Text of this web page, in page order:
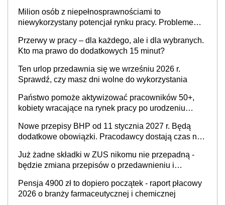
Milion osób z niepełnosprawnościami to
niewykorzystany potencjał rynku pracy. Problemem
refundacji, ale bariery po stronie systemu i
świadomości pracodawców [WYWIAD]
Przerwy w pracy – dla każdego, ale i dla wybranych.
Kto ma prawo do dodatkowych 15 minut?
Ten urlop przedawnia się we wrześniu 2026 r.
Sprawdź, czy masz dni wolne do wykorzystania
Państwo pomoże aktywizować pracowników 50+,
kobiety wracające na rynek pracy po urodzeniu
neuroatypowe. Powstanie Fundusz na rzecz
Inkluzywności w Zatrudnianiu?
Nowe przepisy BHP od 11 stycznia 2027 r. Będą
dodatkowe obowiązki. Pracodawcy dostają czas na
Już żadne składki w ZUS nikomu nie przepadną -
będzie zmiana przepisów o przedawnieniu i
Pensja 4900 zł to dopiero początek - raport płacowy
2026 o branży farmaceutycznej i chemicznej